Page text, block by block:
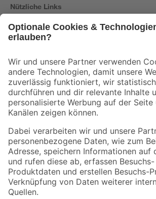
Nützliche Links
Der toom Newsletter: Keine Angebote und Aktionen
Zur Newsletter Anmeldung
Folge uns
Zahlungsarten